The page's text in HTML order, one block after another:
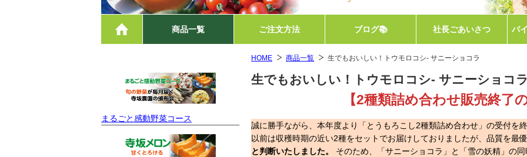
商品一覧
ご注文方法 ブログ📚 社長ごあいさつ バ
HOME 商品一覧 生でもおいしい！トウモロコシ- サニーショコラ
生でもおいしい！トウモロコシ- サニーショコ
【2種類詰め合わせ販売終了
誠に勝手ながら、本年度より「とうもろこし2種類詰め合わせ」の受付を
以前は収穫時期の近い2種をセットでお届けしておりましたが、品質を最
と判断いたしました。
そのため、「サニーショコラ」と「雪の妖精」の
まるごと感動野菜コース